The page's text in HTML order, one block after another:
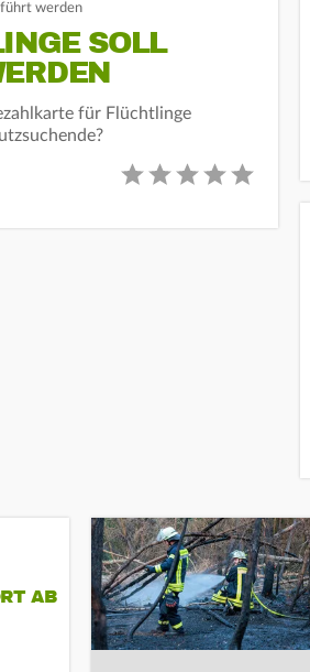
werden
SOLL
für Flüchtlinge
AB